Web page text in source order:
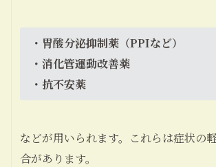
・胃酸分泌抑制薬（PPIなど）
・消化管運動改善薬
・抗不安薬
などが用いられます。これらは症状の
合があります。